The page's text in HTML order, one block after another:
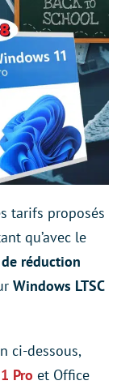
tarifs proposés
qu’avec le
réduction
Windows LTSC
ci-dessous,
Pro et Office